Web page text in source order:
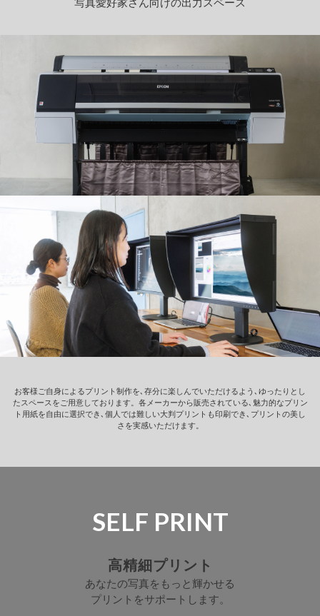
お客様ご自身によるプリント制作を､存分に楽しんでいただけるよう､ゆったりとし
たスペースをご用意しております。 各メーカーから販売されている､魅力的なプリン
ト用紙を自由に選択でき､個人では難しい大判プリントも印刷でき､プリントの美し
さを実感いただけます。
SELF PRINT
高精細プリント
あなたの写真をもっと輝かせる
プリントをサポートします。